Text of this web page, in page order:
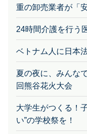
重の卸売業者が「
24時間介護を行う
ベトナム人に日本
夏の夜に、みんな
回熊谷花火大会
大学生がつくる！
い”の学校祭を！